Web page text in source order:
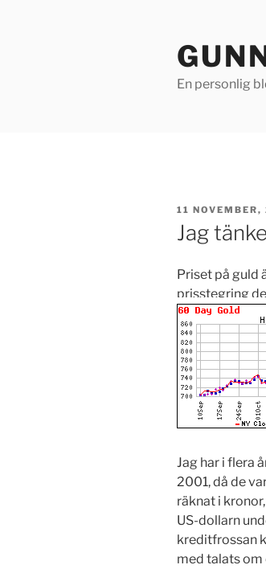
En personlig
PUBLICERAT
11
Jag
Priset på guld
prisstegring
Jag har i flera
2001, då de
räknat i
US-dollarn
kreditfrossan
med talats om